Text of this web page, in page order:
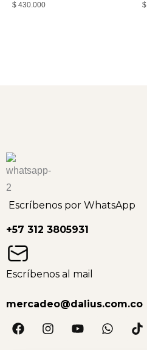
$ 430.000 $
Escríbenos por WhatsApp
+57 312 3805931
Escríbenos al mail
mercadeo@dalius.com.co
F
a
I
n
Y
o
W
h
T
i